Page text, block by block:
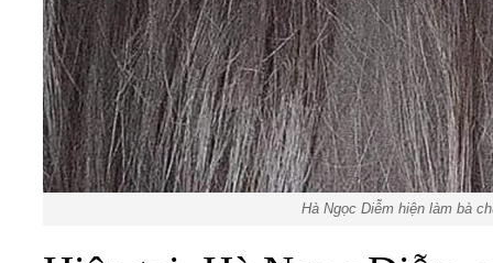
Hà Ngọc Diễm hiện làm bà